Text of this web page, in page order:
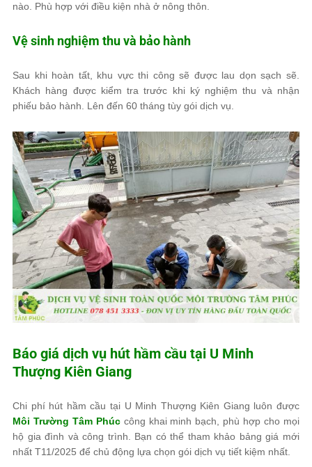
nào. Phù hợp với điều kiện nhà ở nông thôn.
Vệ sinh nghiệm thu và bảo hành
Sau khi hoàn tất, khu vực thi công sẽ được lau dọn sạch sẽ.
Khách hàng được kiểm tra trước khi ký nghiệm thu và nhận
phiếu bảo hành. Lên đến 60 tháng tùy gói dịch vụ.
Báo giá dịch vụ hút hầm cầu tại U Minh
Thượng Kiên Giang
Chi phí hút hầm cầu tại U Minh Thượng Kiên Giang luôn được
Môi Trường Tâm Phúccông khai minh bạch, phù hợp cho mọi
hộ gia đình và công trình. Bạn có thể tham khảo bảng giá mới
nhất T11/2025 để chủ động lựa chọn gói dịch vụ tiết kiệm nhất.